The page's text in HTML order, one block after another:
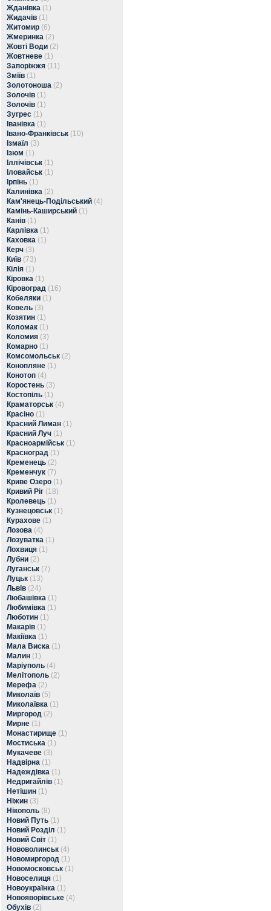
Жданівка (1)
Жидачів (1)
Житомир (6)
Жмеринка (2)
Жовті Води (2)
Жовтневе (1)
Запоріжжя (11)
Зміїв (1)
Золотоноша (2)
Золочів (1)
Золочів (1)
Зугрес (1)
Іванівка (1)
Івано-Франківськ (10)
Ізмаїл (3)
Ізюм (1)
Іллічівськ (1)
Іловайськ (1)
Ірпінь (1)
Калинівка (2)
Кам'янець-Подільський (4)
Камінь-Каширський (1)
Канів (1)
Карлівка (1)
Каховка (1)
Керч (3)
Київ (73)
Кілія (1)
Кіровка (1)
Кіровоград (16)
Кобеляки (1)
Ковель (3)
Козятин (1)
Коломак (1)
Коломия (3)
Комарно (1)
Комсомольськ (2)
Конопляне (1)
Конотоп (4)
Коростень (3)
Костопіль (1)
Краматорськ (4)
Красіно (1)
Красний Лиман (1)
Красний Луч (1)
Красноармійськ (1)
Красноград (1)
Кременець (2)
Кременчук (7)
Криве Озеро (1)
Кривий Ріг (18)
Кролевець (1)
Кузнецовськ (1)
Курахове (1)
Лозова (4)
Лозуватка (1)
Лохвиця (1)
Лубни (2)
Луганськ (7)
Луцьк (13)
Львів (24)
Любашівка (1)
Любимівка (1)
Люботин (1)
Макарів (1)
Макіївка (1)
Мала Виска (1)
Малин (1)
Маріуполь (4)
Мелітополь (2)
Мерефа (2)
Миколаїв (5)
Миколаївка (1)
Миргород (2)
Мирне (1)
Монастирище (1)
Мостиська (1)
Мукачеве (3)
Надвірна (1)
Надеждівка (1)
Недригайлів (1)
Нетішин (1)
Ніжин (3)
Нікополь (8)
Новий Путь (1)
Новий Розділ (1)
Новий Світ (1)
Нововолинськ (4)
Новомиргород (1)
Новомосковськ (1)
Новоселиця (1)
Новоукраїнка (1)
Новояворівське (4)
Обухів (2)